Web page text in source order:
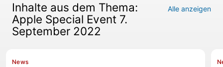
Inhalte aus dem Thema:
Apple Special Event 7.
September 2022
Alle anzeigen
News